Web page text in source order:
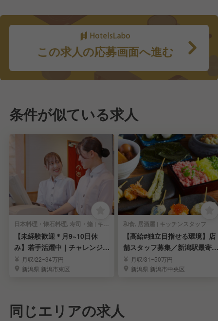
この求人の応募画面へ進む
条件が似ている求人
日本料理・懐石料理, 寿司・鮨 | キッチンスタッフ
【未経験歓迎＊月9~10日休
み】若手活躍中｜チャレンジを
応援する環境｜寿司
月収/22~34万円
新潟県 新潟市東区
和食, 居酒屋 | キッチンスタッフ
【高給#独立目指せる環境】店
舗スタッフ募集／新潟駅最寄り
の人気和食居酒屋
月収/31~50万円
新潟県 新潟市中央区
同じエリアの求人